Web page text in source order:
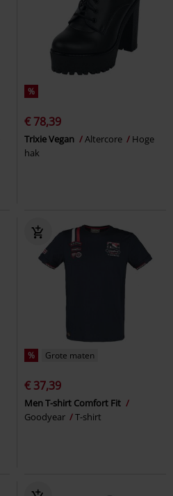
%
€ 78,39
Trixie Vegan Altercore
Hoge
hak
% Grote maten
€ 37,39
Men T-shirt Comfort Fit
Goodyear
T-shirt